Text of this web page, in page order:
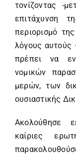
τονίζοντας -
επιτάχυνση
περιορισμό
λόγους αυτούς
πρέπει να
νομικών
μερών, των
ουσιαστικής
Ακολούθησε
καίριες